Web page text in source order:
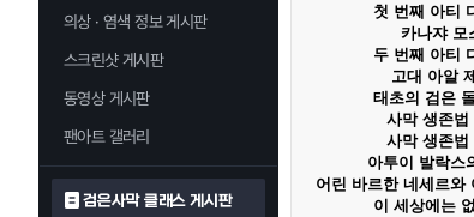
의상 · 염색 정보 게시판
스크린샷 게시판
동영상 게시판
팬아트 갤러리
검은사막 클래스 게시판
첫 번째 아티
카나쟈 모
두 번째 아티
고대 아알
태초의 검은
사막 생존법
사막 생존법
아투이 발락스
어린 바르한 네세르와
이 세상에는